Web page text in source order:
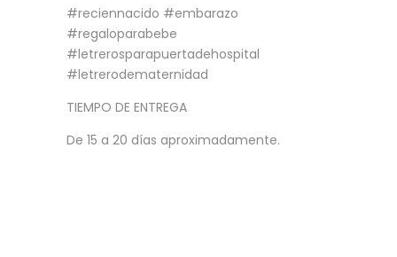
#reciennacido #embarazo
#regaloparabebe
#letrerosparapuertadehospital
#letrerodematernidad
TIEMPO DE ENTREGA
De 15 a 20 días aproximadamente.